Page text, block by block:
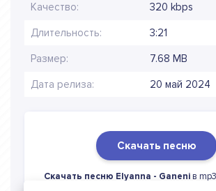
Качество: 320 kbps
Длительность: 3:21
Размер: 7.68 MB
Дата релиза: 20 май 2024
Скачать песню
Скачать песню Elyanna - Ganeniв